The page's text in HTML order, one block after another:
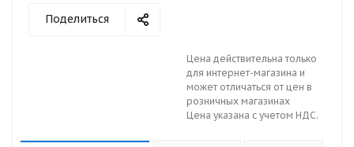
Поделиться
Цена действительна только
для интернет-магазина и
может отличаться от цен в
розничных магазинах
Цена указана с учетом НДС.